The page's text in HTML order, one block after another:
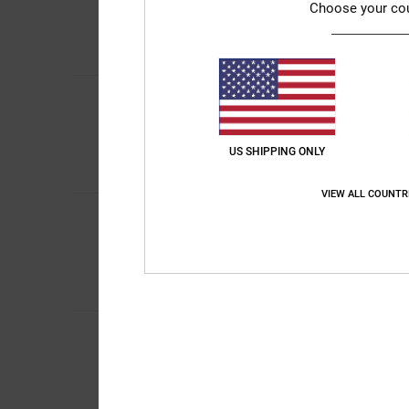
Original anzeigen -
Komfort: 5/5 Preis-
JUANJO
Erfüllung der
Original anzeigen -
Komfort
Preis-
Komfort: 5/5 Preis-
Choose your
US SHIPPING ONLY
VIEW ALL